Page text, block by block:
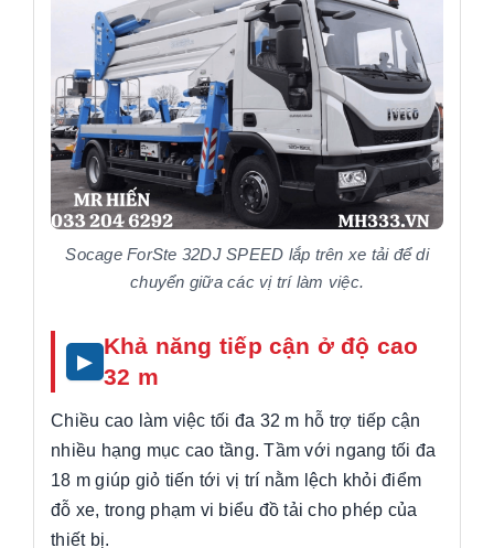
Socage ForSte 32DJ SPEED lắp trên xe tải để di
chuyển giữa các vị trí làm việc.
Khả năng tiếp cận ở độ cao
32 m
Chiều cao làm việc tối đa 32 m hỗ trợ tiếp cận
nhiều hạng mục cao tầng. Tầm với ngang tối đa
18 m giúp giỏ tiến tới vị trí nằm lệch khỏi điểm
đỗ xe, trong phạm vi biểu đồ tải cho phép của
thiết bị.